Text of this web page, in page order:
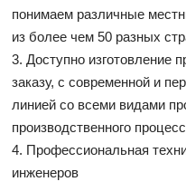
понимаем различные
из более чем 50 разных
3. Доступно изготовление
заказу, с современной и
линией со всеми видами
производственного
4. Профессиональная
инженеров